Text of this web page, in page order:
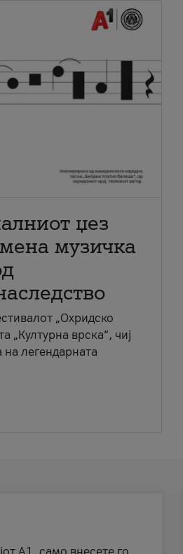
џез
музичка
„Охридско
„Културна врска“, чиј
на легендарната